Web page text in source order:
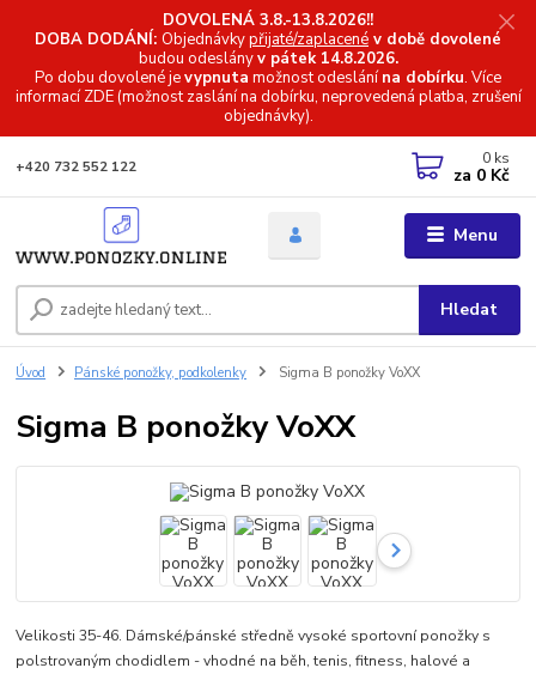
DOVOLENÁ 3.8.-13.8.2026!!
DOBA DODÁNÍ: Objednávkypřijaté/zaplacené v době dovolené
budou odeslányv pátek 14.8.2026.
Po dobu dovolené jevypnuta možnost odeslánína dobírku. Více
informacíZDE (možnost zaslání na dobírku, neprovedená platba, zrušení
objednávky).
Menu
Hledat
+420 732 552 122 0 ks
za 0 Kč
Úvod Pánské ponožky, podkolenky Sigma B ponožky VoXX
Sigma B ponožky VoXX
Velikosti 35-46. Dámské/pánské středně vysoké sportovní ponožky s
polstrovaným chodidlem - vhodné na běh, tenis, fitness, halové a